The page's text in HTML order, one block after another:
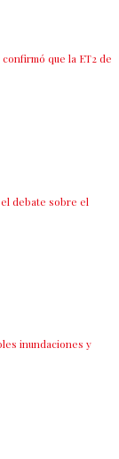
que la ET2 de
debate sobre el
inundaciones y